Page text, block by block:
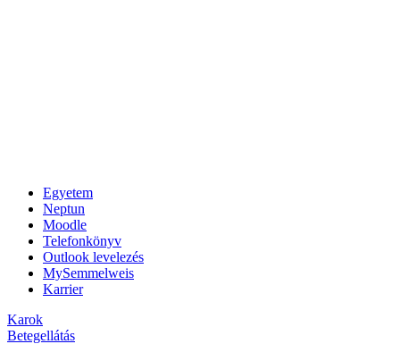
Egyetem
Neptun
Moodle
Telefonkönyv
Outlook levelezés
MySemmelweis
Karrier
Karok
Betegellátás